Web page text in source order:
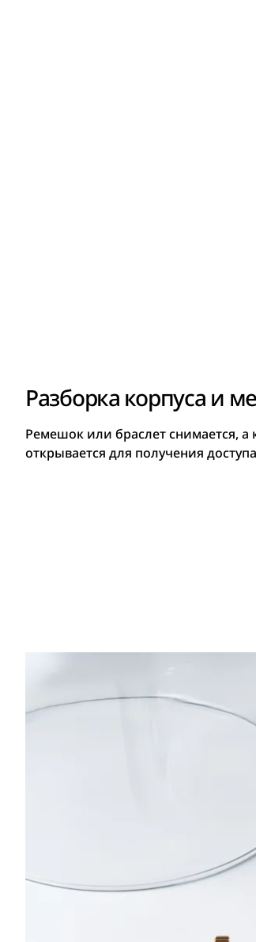
Разборка корпуса и
Ремешок или браслет снимается, а
открывается для получения